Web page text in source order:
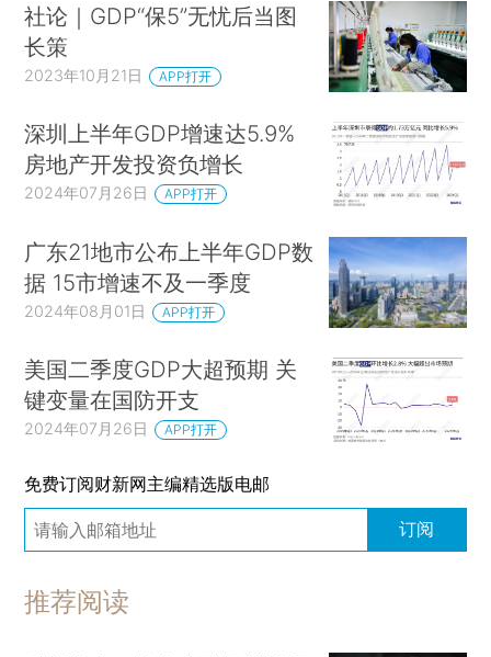
社论｜GDP“保5”无忧后当图
长策
2023年10月21日 APP打开
深圳上半年GDP增速达5.9%
房地产开发投资负增长
2024年07月26日 APP打开
广东21地市公布上半年GDP数
据 15市增速不及一季度
2024年08月01日 APP打开
美国二季度GDP大超预期 关
键变量在国防开支
2024年07月26日 APP打开
免费订阅财新网主编精选版电邮
订阅
推荐阅读